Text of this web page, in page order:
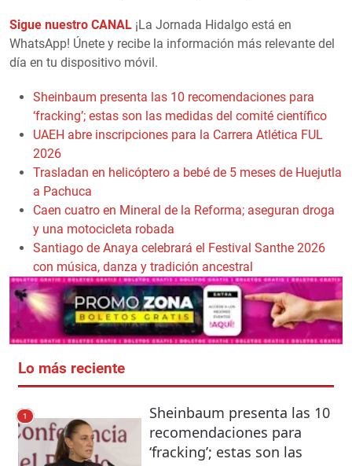
Sigue nuestro CANAL ¡La Jornada Hidalgo está en
WhatsApp! Únete y recibe la información más relevante del
día en tu dispositivo móvil.
Sheinbaum presenta las 10 recomendaciones para
‘fracking’; estas son las medidas del comité científico
UAEH abre inscripciones para la Carrera Atlética FUL
2026
Trasladan en helicóptero a bebé de 5 meses de Huejutla
a Pachuca
Caen cuatro en Mineral de la Reforma; aseguran droga
y una motocicleta robada
Santiago de Anaya celebrará el Festival Santhe 2026
con música, danza y tradición ancestral
Lo más reciente
1
Sheinbaum presenta las 10
recomendaciones para
‘fracking’; estas son las